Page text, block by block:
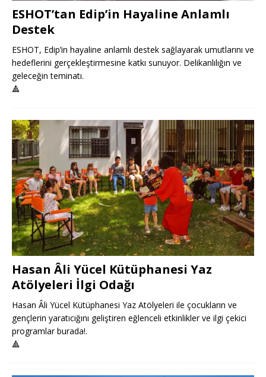
ESHOT’tan Edip’in Hayaline Anlamlı
Destek
ESHOT, Edip’in hayaline anlamlı destek sağlayarak umutlarını ve
hedeflerini gerçekleştirmesine katkı sunuyor. Delikanlılığın ve
geleceğin teminatı.
🔺
Hasan Âli Yücel Kütüphanesi Yaz
Atölyeleri İlgi Odağı
Hasan Âli Yücel Kütüphanesi Yaz Atölyeleri ile çocukların ve
gençlerin yaratıcığını geliştiren eğlenceli etkinlikler ve ilgi çekici
programlar burada!.
🔺